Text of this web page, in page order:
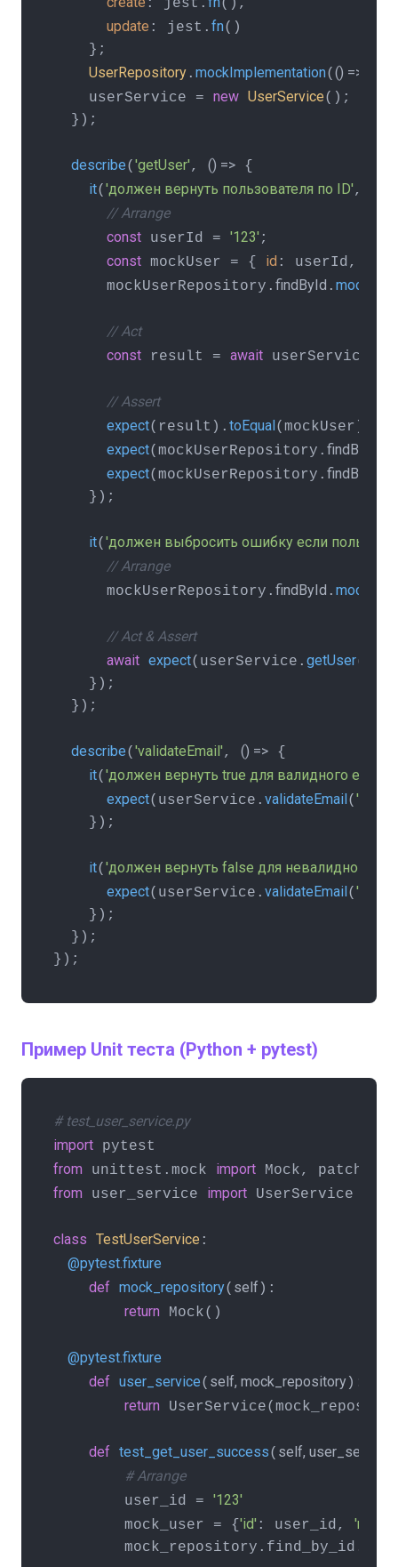
: jest. (),
update : jest. fn()
    };
UserRepository . mockImplementation( () =>
    userService =
new UserService();
  });
describe( 'getUser', () => {
it( 'должен вернуть пользователя по ID',
// Arrange
const userId = '123' ;
const mockUser = { id : userId,
      mockUserRepository.
findById .
// Act
const result = await userService.
// Assert
expect(result). toEqual(mockUser);
expect(mockUserRepository. findById
expect(mockUserRepository. findById
    });
it( 'должен выбросить ошибку если
// Arrange
      mockUserRepository.
findById .
// Act & Assert
await expect(userService. getUser(
    });
  });
describe( 'validateEmail', () => {
it( 'должен вернуть true для валидного email'
expect(userService. validateEmail(
    });
it( 'должен вернуть false для невалидного
expect(userService. validateEmail(
    });
  });
});
Пример Unit теста (Python + pytest)
# test_user_service.py
import
from unittest.mock import
from user_service import UserService
class TestUserService
    @pytest.fixture
def mock_repository( self ):
return Mock()
    @pytest.fixture
def user_service( self, mock_repository):
return
def test_get_user_success( self,
# Arrange
        user_id =
'123'
        mock_user = {
'id' : user_id, 'name'